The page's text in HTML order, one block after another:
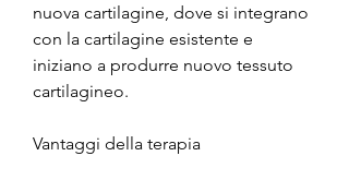
nuova cartilagine, dove si integrano
con la cartilagine esistente e
iniziano a produrre nuovo tessuto
cartilagineo.
Vantaggi della terapia